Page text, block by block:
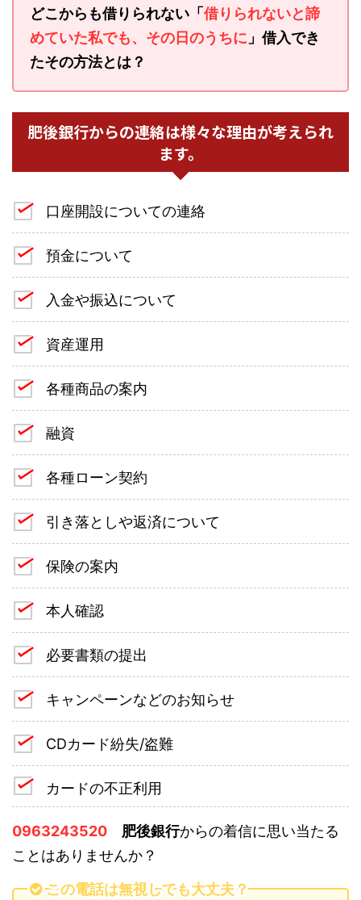
どこからも借りられない「 借りられないと諦
めていた私でも、その日のうちに 」借入でき
たその方法とは？
肥後銀行からの連絡は様々な理由が考えられ
ます。
口座開設についての連絡
預金について
入金や振込について
資産運用
各種商品の案内
融資
各種ローン契約
引き落としや返済について
保険の案内
本人確認
必要書類の提出
キャンペーンなどのお知らせ
CDカード紛失/盗難
カードの不正利用
0963243520 肥後銀行からの着信に思い当たる
ことはありませんか？
この電話は無視しても大丈夫？